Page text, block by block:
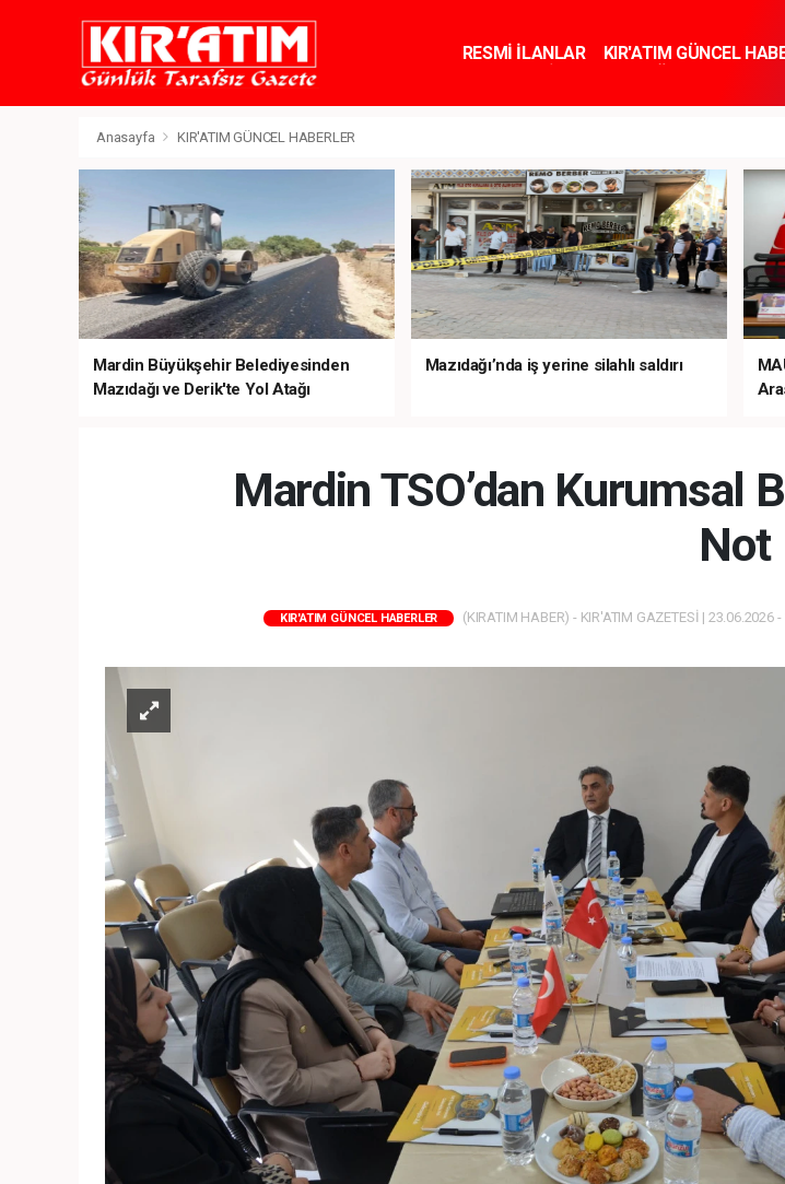
RESMİ İLANLAR KIR'ATIM GÜNCEL
Anasayfa KIR'ATIM GÜNCEL HABERLER
Mardin Büyükşehir Belediyesinden
Mazıdağı ve Derik'te Yol Atağı
Mazıdağı’nda iş yerine silahlı saldırı
Mardin TSO’dan Kurumsal
Not
KIR'ATIM GÜNCEL HABERLER (KIRATIM HABER) - KIR'ATIM GAZETESİ |